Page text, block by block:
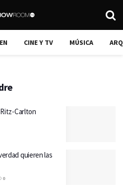
CINE Y TV MÚSICA
Carlton
quieren las
0